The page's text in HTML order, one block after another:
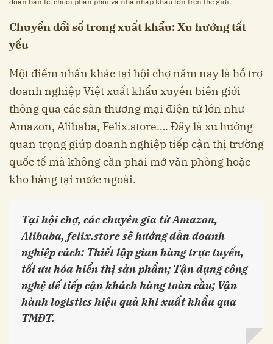
Chuyển đổi số trong xuất khẩu: Xu hướng tất
yếu
Một điểm nhấn khác tại hội chợ năm nay là hỗ trợ
doanh nghiệp Việt xuất khẩu xuyên biên giới
thông qua các sàn thương mại điện tử lớn như
Amazon, Alibaba, Felix.store…. Đây là xu hướng
quan trọng giúp doanh nghiệp tiếp cận thị trường
quốc tế mà không cần phải mở văn phòng hoặc
kho hàng tại nước ngoài.
Tại hội chợ, các chuyên gia từ Amazon,
Alibaba, felix.store sẽ hướng dẫn doanh
nghiệp cách: Thiết lập gian hàng trực tuyến,
tối ưu hóa hiển thị sản phẩm; Tận dụng công
nghệ để tiếp cận khách hàng toàn cầu; Vận
hành logistics hiệu quả khi xuất khẩu qua
TMĐT.